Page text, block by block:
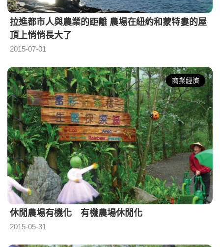
拉進都市人與農業的距離 農場在紐約和蒙特婁的屋
頂上悄悄長大了
2015-07-01
商業經濟
休閒農場有機化 有機農場休閒化
2015-05-31